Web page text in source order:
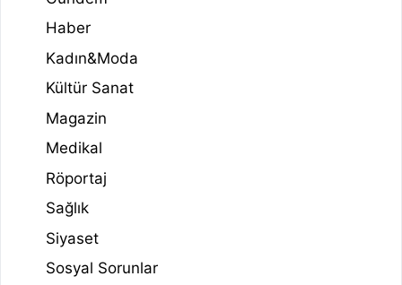
Haber
Kadın&Moda
Kültür Sanat
Magazin
Medikal
Röportaj
Sağlık
Siyaset
Sosyal Sorunlar